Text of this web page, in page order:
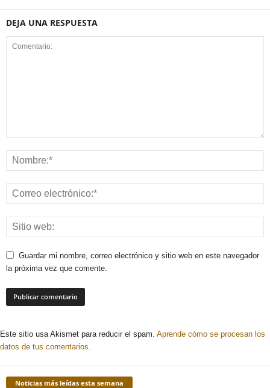
DEJA UNA RESPUESTA
Guardar mi nombre, correo electrónico y sitio web en este navegador
la próxima vez que comente.
Este sitio usa Akismet para reducir el spam. Aprende cómo se procesan los
datos de tus comentarios.
Noticias más leídas esta semana